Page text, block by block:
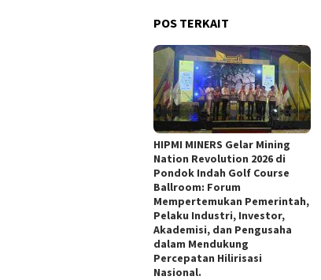
POS TERKAIT
HIPMI MINERS Gelar Mining
Nation Revolution 2026 di
Pondok Indah Golf Course
Ballroom: Forum
Mempertemukan Pemerintah,
Pelaku Industri, Investor,
Akademisi, dan Pengusaha
dalam Mendukung
Percepatan Hilirisasi
Nasional.